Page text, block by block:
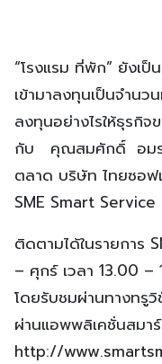
“โรงแรม ที่พัก” ยังเป็
เข้ามาลงทุนเป็นจำนว
ลงทุนอย่างไรให้ธุรกิ
กับ คุณสมศักดิ์ อมรสิ
ตลาด บริษัท ไทยซอฟ
SME Smart Service
ติดตามได้ในรายการ
– ศุกร์ เวลา 13.00 –
โดยรับชมผ่านทางทรู
ผ่านแอพพลิเคชั่นสมา
http://